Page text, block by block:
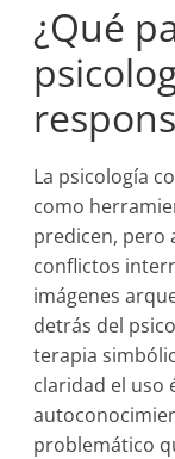
¿Qué
La psicología
como
predicen, pero
conflictos
imágenes
detrás del
terapia
claridad el
problemático